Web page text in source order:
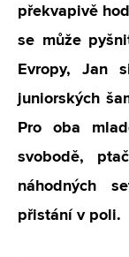
překvapivě
se může
Evropy, Jan
juniorských
Pro oba
svobodě,
náhodných
přistání v poli.